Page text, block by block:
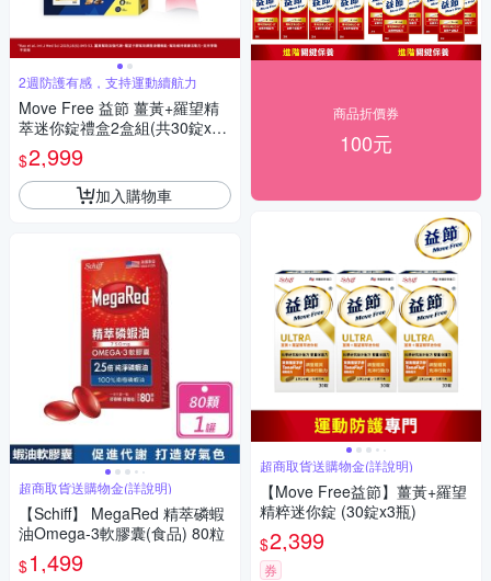
2週防護有感，支持運動續航力
Move Free 益節 薑黃+羅望精
萃迷你錠禮盒2盒組(共30錠x4
瓶)
$2,999
加入購物車
超商取貨送購物金(詳說明)
【Schiff】 MegaRed 精萃磷蝦
油Omega-3軟膠囊(食品) 80粒
$1,499
商品折價券
100元
超商取貨送購物金(詳說明)
【Move Free益節】薑黃+羅望
精粹迷你錠 (30錠x3瓶)
$2,399
券